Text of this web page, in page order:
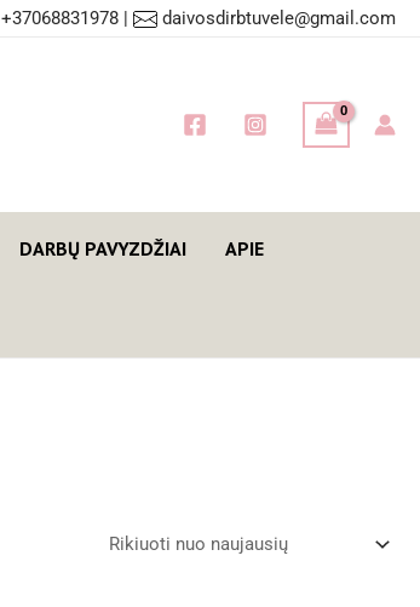
+37068831978 | daivosdirbtuvele@gmail.com
DARBŲ PAVYZDŽIAI APIE